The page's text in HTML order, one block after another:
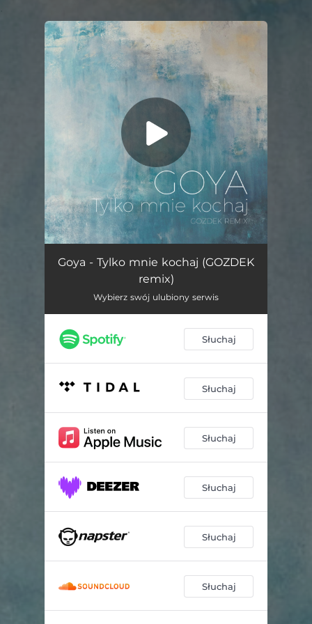
You're all set!
Tylko Mnie Kochaj (GOZDEK remix) 02:08
Goya - Tylko mnie kochaj (GOZDEK
remix)
Wybierz swój ulubiony serwis
Słuchaj
Słuchaj
Słuchaj
Słuchaj
Słuchaj
Słuchaj